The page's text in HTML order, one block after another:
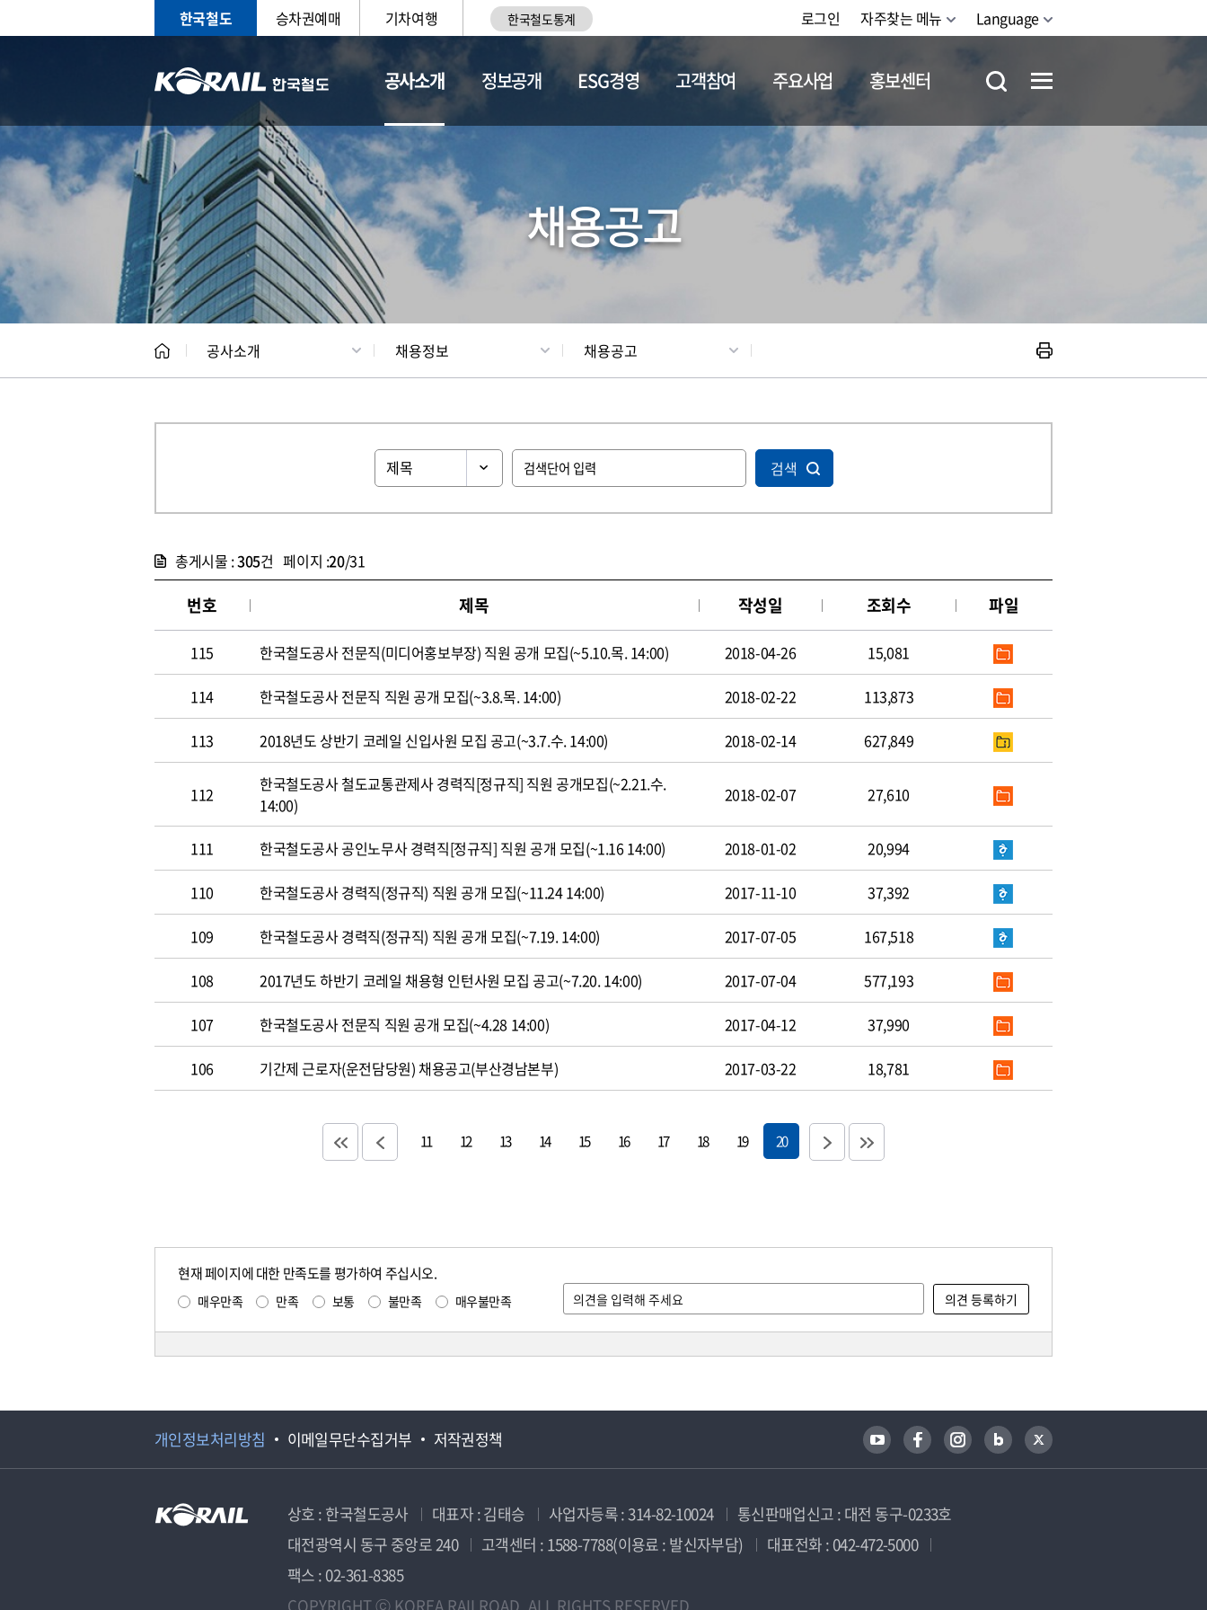
한국철도 승차권예매 기차여행 한국철도통계 로그인 자주찾는 메뉴 Language
공사소개
CEO 일반현황 채용정보
정보공개 ESG경영 고객참여 주요사업 홍보센터
채용공고
공사소개 채용정보 채용공고
검색
총게시물 :305건 페이지 :20/31
번호 제목 작성일 조회수 파일
115 한국철도공사 전문직(미디어홍보부장) 직원 공개 모집(~5.10.목. 14:00) 2018-04-26 15,081
114 한국철도공사 전문직 직원 공개 모집(~3.8.목. 14:00) 2018-02-22 113,873
113 2018년도 상반기 코레일 신입사원 모집 공고(~3.7.수. 14:00) 2018-02-14 627,849
112
한국철도공사 철도교통관제사 경력직[정규직] 직원 공개모집(~2.21.수.
14:00)
2018-02-07 27,610
111 한국철도공사 공인노무사 경력직[정규직] 직원 공개 모집(~1.16 14:00) 2018-01-02 20,994
110 한국철도공사 경력직(정규직) 직원 공개 모집(~11.24 14:00) 2017-11-10 37,392
109 한국철도공사 경력직(정규직) 직원 공개 모집(~7.19. 14:00) 2017-07-05 167,518
108 2017년도 하반기 코레일 채용형 인턴사원 모집 공고(~7.20. 14:00) 2017-07-04 577,193
107 한국철도공사 전문직 직원 공개 모집(~4.28 14:00) 2017-04-12 37,990
106 기간제 근로자(운전담당원) 채용공고(부산경남본부) 2017-03-22 18,781
11 12 13 14 15 16 17 18 19 20
현재 페이지에 대한 만족도를 평가하여 주십시오.
매우만족 만족 보통 불만족 매우불만족
개인정보처리방침 이메일무단수집거부 저작권정책
상호 : 한국철도공사 대표자 : 김태승 사업자등록 : 314-82-10024
통신판매업신고 : 대전 동구-0233호
대전광역시 동구 중앙로 240
고객센터 : 1588-7788(이용료 : 발신자부담)
대표전화 : 042-472-5000
팩스 : 02-361-8385
COPYRIGHT ⓒ KOREA RAILROAD. ALL RIGHTS RESERVED.